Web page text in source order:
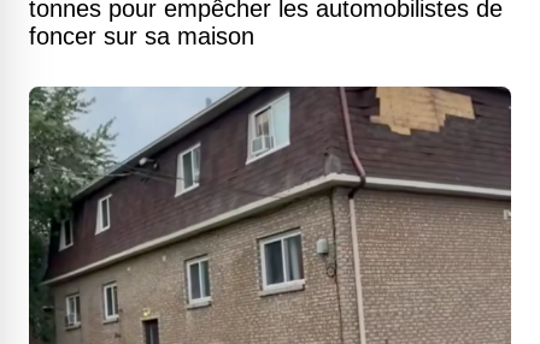
tonnes pour empêcher les automobilistes de
foncer sur sa maison